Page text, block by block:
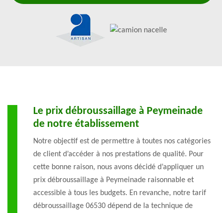
Le prix débroussaillage à Peymeinade
de notre établissement
Notre objectif est de permettre à toutes nos catégories
de client d’accéder à nos prestations de qualité. Pour
cette bonne raison, nous avons décidé d’appliquer un
prix débroussaillage à Peymeinade raisonnable et
accessible à tous les budgets. En revanche, notre tarif
débroussaillage 06530 dépend de la technique de